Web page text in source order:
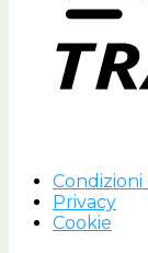
Condizioni
Privacy
Cookie